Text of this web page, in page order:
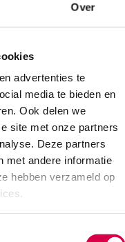
Over
advertenties te
media te bieden en
Ook delen we
site met onze partners
Deze partners
met andere informatie
hebben verzameld op
proben condooms, Ø
verzonden